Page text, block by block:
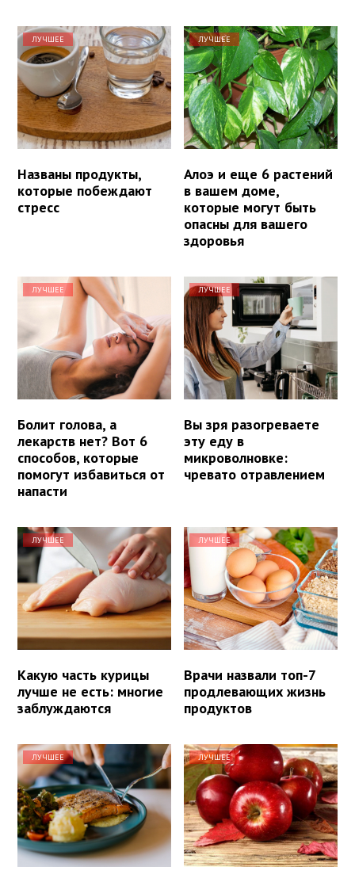
ЛУЧШЕЕ
Названы продукты,
которые побеждают
стресс
ЛУЧШЕЕ
Алоэ и еще 6 растений
в вашем доме,
которые могут быть
опасны для вашего
здоровья
ЛУЧШЕЕ
Болит голова, а
лекарств нет? Вот 6
способов, которые
помогут избавиться от
напасти
ЛУЧШЕЕ
Вы зря разогреваете
эту еду в
микроволновке:
чревато отравлением
ЛУЧШЕЕ
Какую часть курицы
лучше не есть: многие
заблуждаются
ЛУЧШЕЕ
Врачи назвали топ-7
продлевающих жизнь
продуктов
ЛУЧШЕЕ ЛУЧШЕЕ